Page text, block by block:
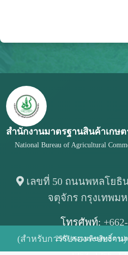
สำนักงานมาตรฐานสินค้าเกษ
National Bureau of Agricultural
เลขที่ 50 ถนนพหลโยธิ
จตุจักร กรุงเทพม
โทรศัพท์:
(สำหรับการรับรองระบบงาน)
2567/สงวนลิขสิทธิ์ตา